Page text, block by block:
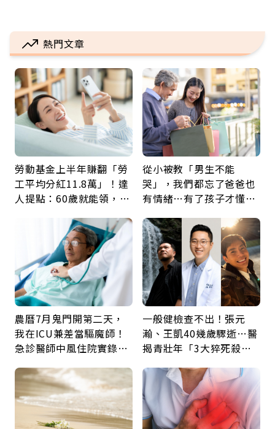
熱門文章
勞動基金上半年賺翻「勞
工平均分紅11.8萬」！達
人提點：60歲就能領，重
從小被教「男生不能
哭」，我們都忘了爸爸也
有情緒…有了孩子才懂：
久違的關心
農曆7月鬼門開第二天，
我在ICU兼差當驅魔師！
急診醫師中風住院實錄：
一般健檢查不出！張元
瀚、王凱40幾歲驟逝…醫
揭青壯年「3大猝死殺
雷